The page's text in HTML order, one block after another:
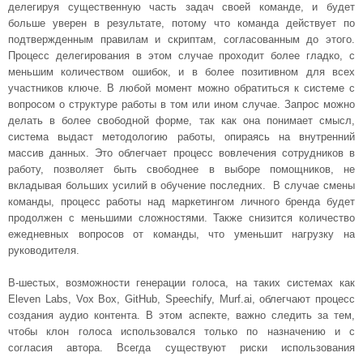
делегируя существенную часть задач своей команде, и будет
больше уверен в результате, потому что команда действует по
подтвержденным правилам и скриптам, согласованным до этого.
Процесс делегирования в этом случае проходит более гладко, с
меньшим количеством ошибок, и в более позитивном для всех
участников ключе. В любой момент можно обратиться к системе с
вопросом о структуре работы в том или ином случае. Запрос можно
делать в более свободной форме, так как она понимает смысл,
система выдаст методологию работы, опираясь на внутренний
массив данных. Это облегчает процесс вовлечения сотрудников в
работу, позволяет быть свободнее в выборе помощников, не
вкладывая больших усилий в обучение последних. В случае смены
команды, процесс работы над маркетингом личного бренда будет
продолжен с меньшими сложностями. Также снизится количество
ежедневных вопросов от команды, что уменьшит нагрузку на
руководителя.
В-шестых, возможности генерации голоса, на таких системах как
Eleven Labs, Vox Box, GitHub, Speechify, Murf.ai, облегчают процесс
создания аудио контента. В этом аспекте, важно следить за тем,
чтобы клон голоса использовался только по назначению и с
согласия автора. Всегда существуют риски использования